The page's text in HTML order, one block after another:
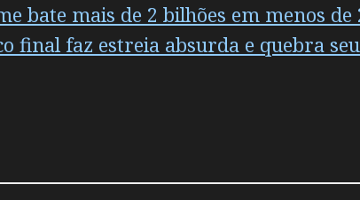
bate mais de 2 bilhões em menos de
final faz estreia absurda e quebra